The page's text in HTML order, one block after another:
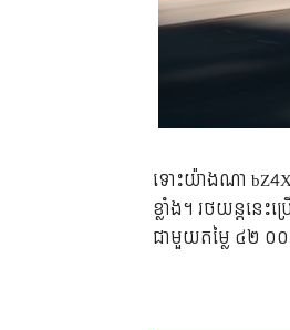
ទោះយ៉ាងណា
ខ្លាំង។ រថយន្តនេ
ជាមួយតម្លៃ ៤២ ០